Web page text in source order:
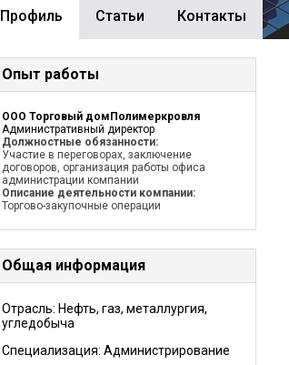
Профиль Cтатьи Контакты
Опыт работы
ООО Торговый домПолимеркровля
Административный директор
Должностные обязанности:
Участие в переговорах, заключение
договоров, организация работы офиса
администрации компании
Описание деятельности компании:
Торгово-закупочные операции
Общая информация
Отрасль: Нефть, газ, металлургия,
угледобыча
Специализация: Администрирование